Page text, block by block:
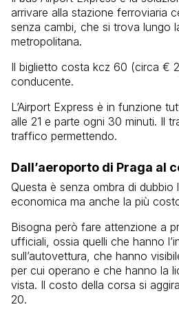
arrivare alla stazione ferroviaria
senza cambi, che si trova lungo
metropolitana.
Il biglietto costa kcz 60 (circa €
conducente.
L’Airport Express è in funzione
alle 21 e parte ogni 30 minuti. Il
traffico permettendo.
Dall’aeroporto di Praga al
Questa è senza ombra di dubbio
economica ma anche la più
Bisogna però fare attenzione a
ufficiali, ossia quelli che hanno
sull’autovettura, che hanno
per cui operano e che hanno la
vista. Il costo della corsa si
20.